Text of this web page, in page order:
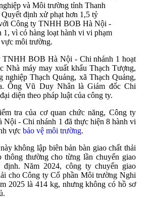
và Môi trường tỉnh Thanh
Quyết định xử phạt hơn 1,5 tỷ
Công ty TNHH BOB Hà Nội -
1, vì có hàng loạt hành vi vi phạm
môi trường.
TNHH BOB Hà Nội - Chi nhánh 1 hoạt
Nhà máy may xuất khẩu Thạch Tượng,
nghiệp Thạch Quảng, xã Thạch Quảng,
Ông Vũ Duy Nhân là Giám đốc Chi
diện theo pháp luật của công ty.
tra của cơ quan chức năng, Công ty
- Chi nhánh 1 đã thực hiện 8 hành vi
vực bảo vệ môi trường.
không lập biên bản bàn giao chất thải
thông thường cho từng lần chuyển giao
Năm 2024, công ty chuyển giao
cho Công ty Cổ phần Môi trường Nghi
2025 là 414 kg, nhưng không có hồ sơ